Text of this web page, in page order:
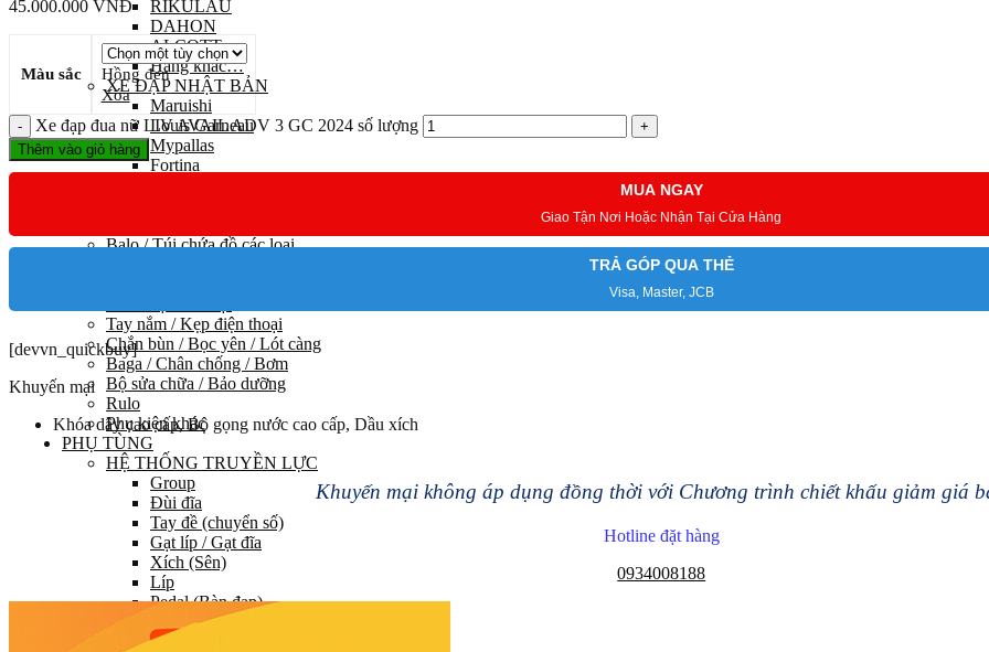
RIKULAU
DAHON
ALCOTT
Hãng khác…
XE ĐẠP NHẬT BẢN
Maruishi
Louis Garneau
Mypallas
Fortina
Balo / Túi chứa đồ các loại
Tay nắm / Kẹp điện thoại
Chắn bùn / Bọc yên / Lót càng
Baga / Chân chống / Bơm
Bộ sửa chữa / Bảo dưỡng
Rulo
Phụ kiện khác
PHỤ TÙNG
HỆ THỐNG TRUYỀN LỰC
Group
Đùi đĩa
Tay đề (chuyển số)
Gạt líp / Gạt đĩa
Xích (Sên)
Líp
Pedal (Bàn đạp)
HỆ THỐNG CHUYỂN ĐỘNG
Trục giữa
45.000.000 VNĐ
Màu sắc
Hồng đen
Xóa
Xe đạp đua nữ LIV AVAIL ADV 3 GC 2024 số lượng
Thêm vào giỏ hàng
MUA NGAY
Giao Tận Nơi Hoặc Nhận Tại Cửa Hàng
TRẢ GÓP QUA THẺ
Visa, Master, JCB
[devvn_quickbuy]
Khuyến mại
Khóa dây cao cấp, Bộ gọng nước cao cấp, Dầu xích
Khuyến mại không áp dụng đồng thời với Chương trình chiết khấu giảm giá
Hotline đặt hàng
0934008188